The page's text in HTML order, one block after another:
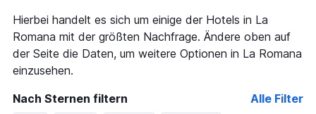
Hierbei handelt es sich um einige der Hotels in La
Romana mit der größten Nachfrage. Ändere oben auf
der Seite die Daten, um weitere Optionen in La Romana
einzusehen.
Nach Sternen filtern
Alle Filter